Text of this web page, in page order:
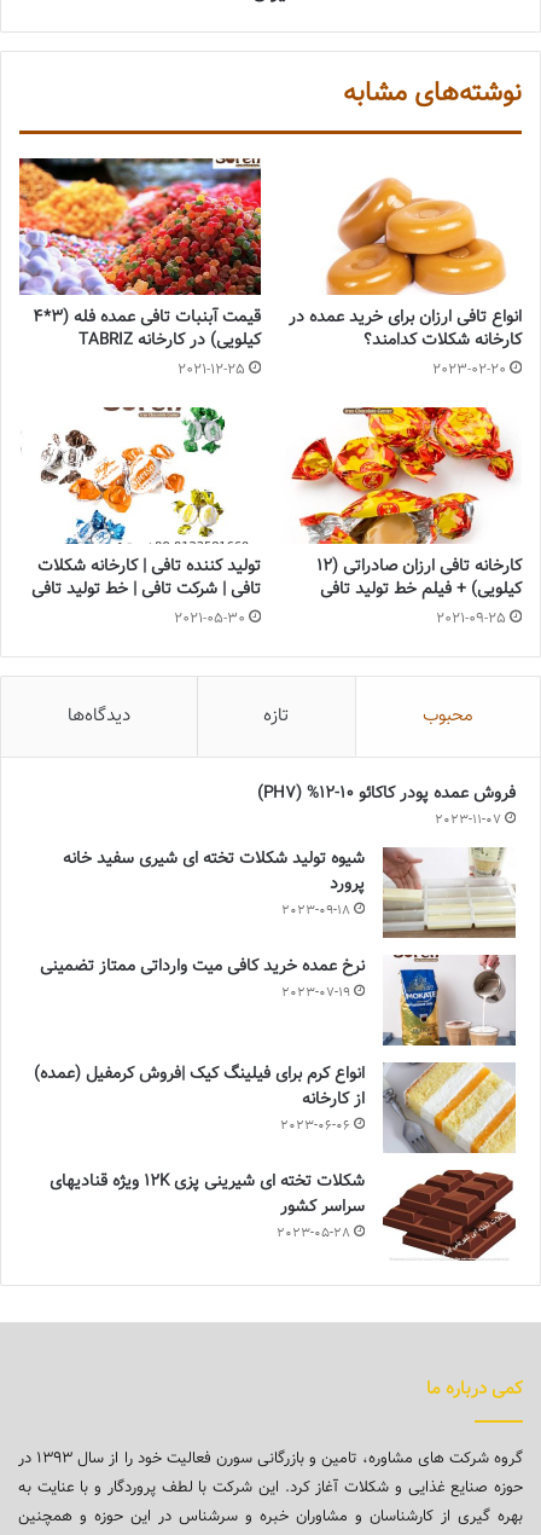
نوشته‌های مشابه
انواع تافی ارزان برای خرید عمده در
کارخانه شکلات کدامند؟
2023-02-20
قیمت آبنبات تافی عمده فله (3*4
کیلویی) در کارخانه TABRIZ
2021-12-25
کارخانه تافی ارزان صادراتی (12
کیلویی) + فیلم خط تولید تافی
2021-09-25
تولید کننده تافی | کارخانه شکلات
تافی | شرکت تافی | خط تولید تافی
2021-05-30
محبوب تازه دیدگاه‌ها
فروش عمده پودر کاکائو 10-12% (PH7)
2023-11-07
شیوه تولید شکلات تخته ای شیری سفید خانه
پرورد
2023-09-18
نرخ عمده خرید کافی میت وارداتی ممتاز تضمینی
2023-07-19
انواع کرم برای فیلینگ کیک |فروش کرمفیل (عمده)
از کارخانه
2023-06-06
شکلات تخته ای شیرینی پزی 12K ویژه قنادیهای
سراسر کشور
2023-05-28
کمی درباره ما
گروه شرکت های مشاوره، تامین و بازرگانی سورن فعالیت خود را از سال ۱۳۹۳ در
حوزه صنایع غذایی و شکلات آغاز کرد. این شرکت با لطف پروردگار و با عنایت به
بهره گیری از کارشناسان و مشاوران خبره و سرشناس در این حوزه و همچنین